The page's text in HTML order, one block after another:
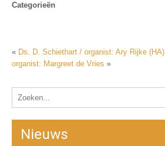
Categorieën
« Ds. D. Schiethart / organist: Ary Rijke (HA)
organist: Margreet de Vries »
Nieuws